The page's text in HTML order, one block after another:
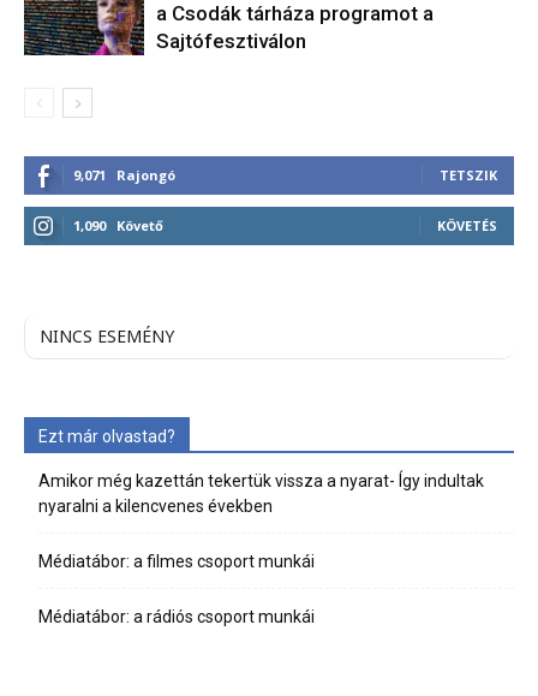
a Csodák tárháza programot a
Sajtófesztiválon
9,071 Rajongó TETSZIK
1,090 Követő KÖVETÉS
NINCS ESEMÉNY
Ezt már olvastad?
Amikor még kazettán tekertük vissza a nyarat- Így indultak
nyaralni a kilencvenes években
Médiatábor: a filmes csoport munkái
Médiatábor: a rádiós csoport munkái